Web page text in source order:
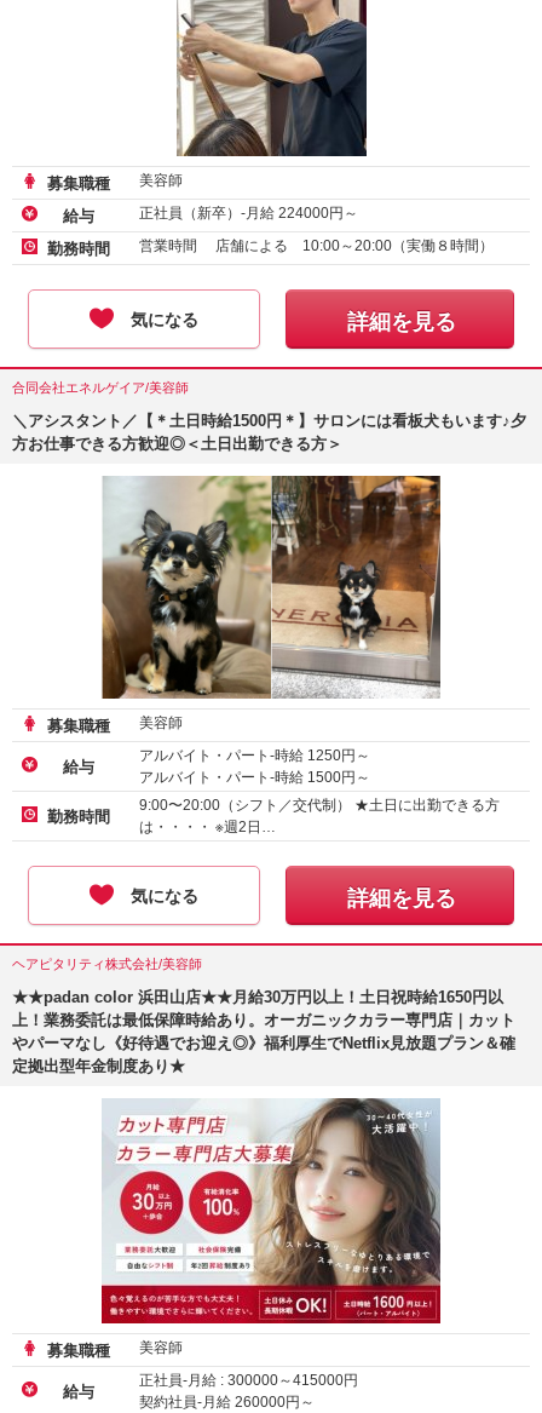
募集職種 美容師
給与 正社員（新卒）-月給 224000円～
勤務時間 営業時間 店舗による 10:00～20:00（実働８時間）
気になる 詳細を見る
合同会社エネルゲイア/美容師
＼アシスタント／【＊土日時給1500円＊】サロンには看板犬もいます♪夕
方お仕事できる方歓迎◎＜土日出勤できる方＞
募集職種 美容師
給与
アルバイト・パート-時給 1250円～
アルバイト・パート-時給 1500円～
勤務時間
9:00〜20:00（シフト／交代制） ★土日に出勤できる方
は・・・・ ※週2日…
気になる 詳細を見る
ヘアピタリティ株式会社/美容師
★★padan color 浜田山店★★月給30万円以上！土日祝時給1650円以
上！業務委託は最低保障時給あり。オーガニックカラー専門店｜カット
やパーマなし《好待遇でお迎え◎》福利厚生でNetflix見放題プラン＆確
定拠出型年金制度あり★
募集職種 美容師
給与
正社員-月給 : 300000～415000円
契約社員-月給 260000円～